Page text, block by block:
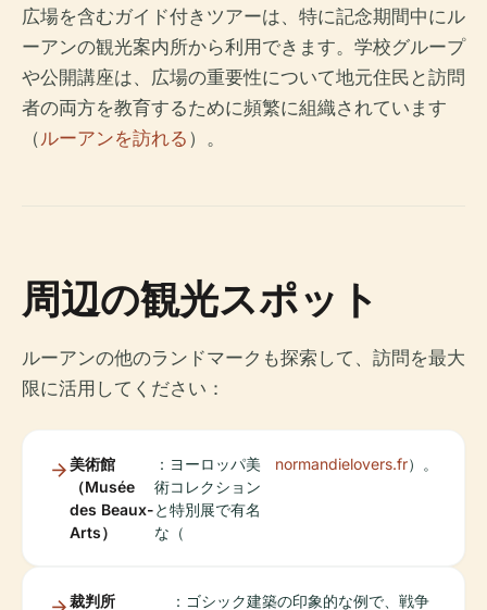
広場を含むガイド付きツアーは、特に記念期間中にル
ーアンの観光案内所から利用できます。学校グループ
や公開講座は、広場の重要性について地元住民と訪問
者の両方を教育するために頻繁に組織されています
（ルーアンを訪れる ）。
周辺の観光スポット
ルーアンの他のランドマークも探索して、訪問を最大
限に活用してください：
美術館
（Musée
des Beaux-
Arts）
：ヨーロッパ美
術コレクション
と特別展で有名
な（
normandielovers.fr）。
裁判所 ：ゴシック建築の印象的な例で、戦争